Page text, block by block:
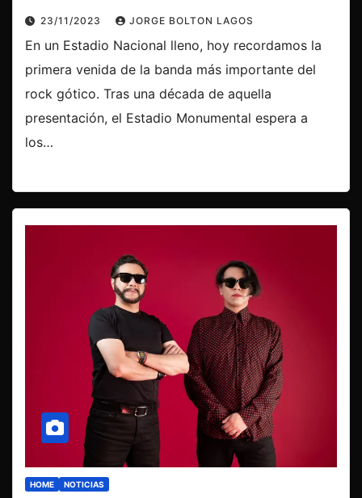
23/11/2023 JORGE BOLTON LAGOS
En un Estadio Nacional lleno, hoy recordamos la
primera venida de la banda más importante del
rock gótico. Tras una década de aquella
presentación, el Estadio Monumental espera a
los…
HOME NOTICIAS